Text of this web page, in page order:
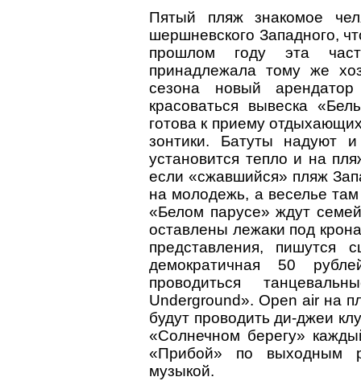
Пятый пляж знакомое
шершневского Западного,
прошлом году эта
принадлежала тому же
сезона новый
красоваться вывеска
готова к приему
зонтики. Батуты надуют и
установится тепло и на
если «сжавшийся» пляж
на молодежь, а веселье
«Белом парусе» ждут
оставлены лежаки под
представления, пишутся
демократичная 50
проводиться
Underground». Open air на
будут проводить ди-джеи
«Солнечном берегу»
«Прибой» по выходным
музыкой.